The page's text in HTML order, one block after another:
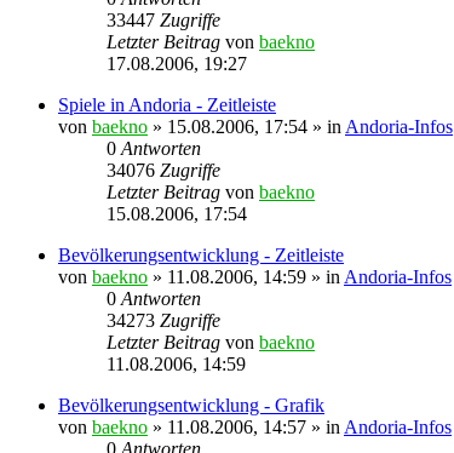
33447 Zugriffe
Letzter Beitrag von baekno
17.08.2006, 19:27
Spiele in Andoria - Zeitleiste
von baekno » 15.08.2006, 17:54 » in Andoria-Infos
0 Antworten
34076 Zugriffe
Letzter Beitrag von baekno
15.08.2006, 17:54
Bevölkerungsentwicklung - Zeitleiste
von baekno » 11.08.2006, 14:59 » in Andoria-Infos
0 Antworten
34273 Zugriffe
Letzter Beitrag von baekno
11.08.2006, 14:59
Bevölkerungsentwicklung - Grafik
von baekno » 11.08.2006, 14:57 » in Andoria-Infos
0 Antworten